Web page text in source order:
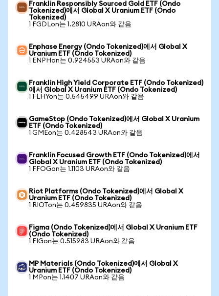
Franklin Responsibly Sourced Gold ETF (Ondo
Tokenized)에서 Global X Uranium ETF (Ondo
Tokenized)
1 FGDLon는 1.2810 URAon와 같음
Enphase Energy (Ondo Tokenized)에서 Global X
Uranium ETF (Ondo Tokenized)
1 ENPHon는 0.924553 URAon와 같음
Franklin High Yield Corporate ETF (Ondo Tokenized)
에서 Global X Uranium ETF (Ondo Tokenized)
1 FLHYon는 0.545499 URAon와 같음
GameStop (Ondo Tokenized)에서 Global X Uranium
ETF (Ondo Tokenized)
1 GMEon는 0.428543 URAon와 같음
Franklin Focused Growth ETF (Ondo Tokenized)에서
Global X Uranium ETF (Ondo Tokenized)
1 FFOGon는 1.1103 URAon와 같음
Riot Platforms (Ondo Tokenized)에서 Global X
Uranium ETF (Ondo Tokenized)
1 RIOTon는 0.459835 URAon와 같음
Figma (Ondo Tokenized)에서 Global X Uranium ETF
(Ondo Tokenized)
1 FIGon는 0.515983 URAon와 같음
MP Materials (Ondo Tokenized)에서 Global X
Uranium ETF (Ondo Tokenized)
1 MPon는 1.1407 URAon와 같음